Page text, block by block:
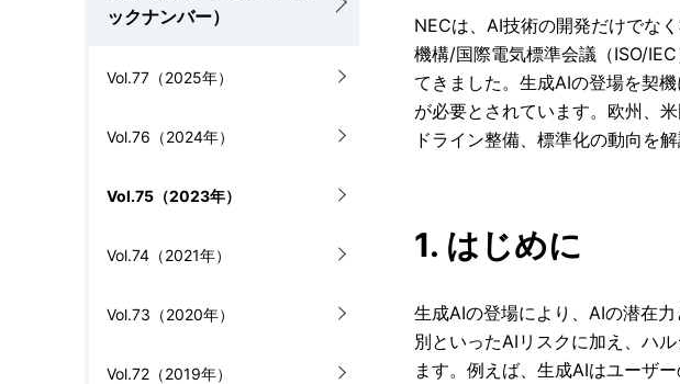
ナ
ー
シ
ックナンバー）
Vol.77（2025年）
Vol.76（2024年）
Vol.75（2023年）
Vol.74（2021年）
Vol.73（2020年）
Vol.72（2019年）
NECは、AI技術の開発だけでな
機構/国際電気標準会議（ISO/
てきました。生成AIの登場を契
が必要とされています。欧州、
ドライン整備、標準化の動向を
1. はじめに
生成AIの登場により、AIの潜在
別といったAIリスクに加え、ハ
ます。例えば、生成AIはユーザ